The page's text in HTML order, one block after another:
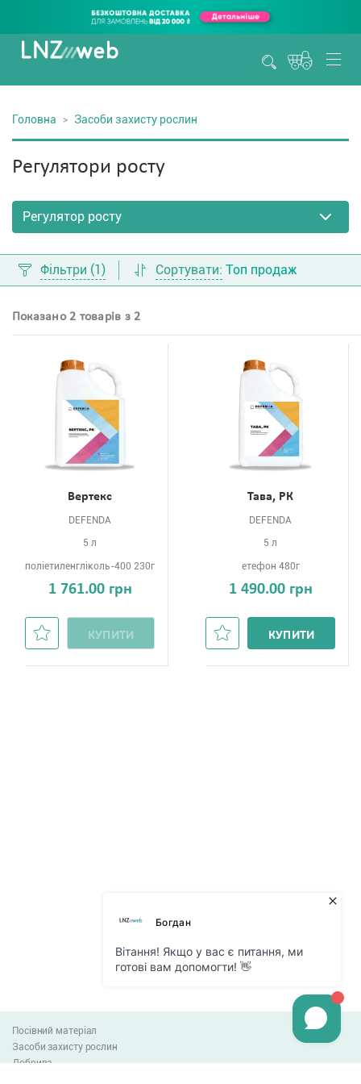
Головна Засоби захисту рослин
Регулятори росту
Фільтри (1) Сортувати: Топ продаж
Показано 2 товарів з 2
Вертекс
DEFENDA
5 л
поліетиленгліколь-400 230г
1 761.00 грн
КУПИТИ
Тава, РК
DEFENDA
5 л
етефон 480г
1 490.00 грн
КУПИТИ
Посівний матеріал
Засоби захисту рослин
Добрива